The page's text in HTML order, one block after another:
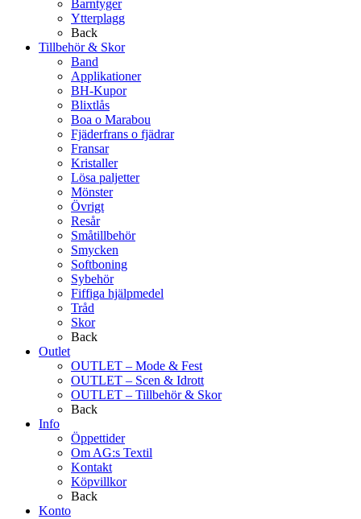
Barntyger
Ytterplagg
Back
Tillbehör & Skor
Band
Applikationer
BH-Kupor
Blixtlås
Boa o Marabou
Fjäderfrans o fjädrar
Fransar
Kristaller
Lösa paljetter
Mönster
Övrigt
Resår
Småtillbehör
Smycken
Softboning
Sybehör
Fiffiga hjälpmedel
Tråd
Skor
Back
Outlet
OUTLET – Mode & Fest
OUTLET – Scen & Idrott
OUTLET – Tillbehör & Skor
Back
Info
Öppettider
Om AG:s Textil
Kontakt
Köpvillkor
Back
Konto